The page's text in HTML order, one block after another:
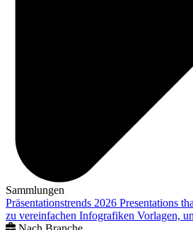
Sammlungen
Präsentationstrends 2026 Presentations
zu vereinfachen Infografiken Vorlagen,